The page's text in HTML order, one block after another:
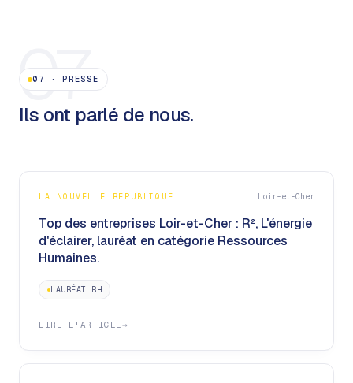
07
07 ·PRESSE
Ils ont parlé de nous.
LA NOUVELLE RÉPUBLIQUE Loir-et-Cher
Top des entreprises Loir-et-Cher : R², L'énergie
d'éclairer, lauréat en catégorie Ressources
Humaines.
LAURÉAT RH
LIRE L'ARTICLE→